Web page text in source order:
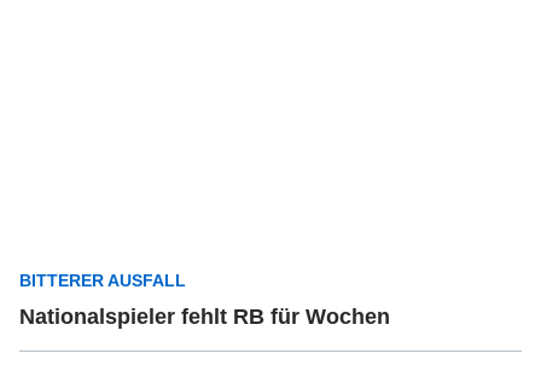
BITTERER AUSFALL
Nationalspieler fehlt RB für Wochen